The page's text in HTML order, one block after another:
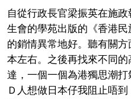
自從行政長官梁振英在施
生會的學苑出版的《香港
的銷情異常地好。聽有關
本左右。之後再找來不同
達，一個一個為港獨思潮
Ｄ人想做日本仔我阻止唔